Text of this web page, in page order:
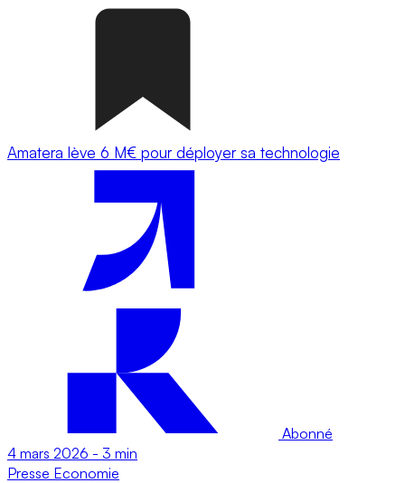
Amatera lève 6 M€ pour déployer sa technologie
Abonné
4 mars 2026 - 3 min
Presse Economie